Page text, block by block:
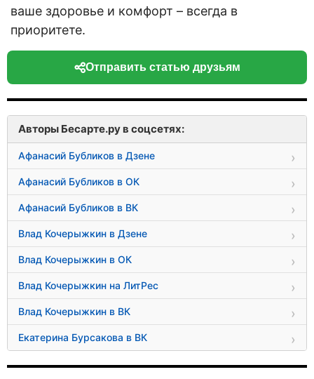
ваше здоровье и комфорт – всегда в
приоритете.
Отправить статью друзьям
Авторы Бесарте.ру в соцсетях:
Афанасий Бубликов в Дзене
Афанасий Бубликов в ОК
Афанасий Бубликов в ВК
Влад Кочерыжкин в Дзене
Влад Кочерыжкин в ОК
Влад Кочерыжкин на ЛитРес
Влад Кочерыжкин в ВК
Екатерина Бурсакова в ВК